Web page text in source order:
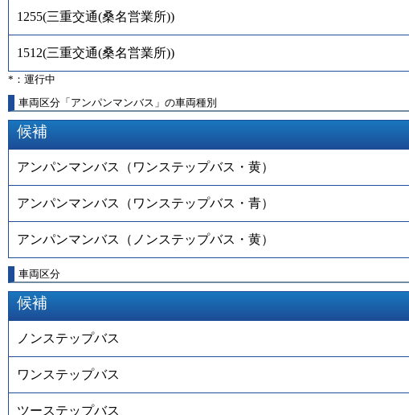
1255(三重交通(桑名営業所))
1512(三重交通(桑名営業所))
*：運行中
車両区分「アンパンマンバス」の車両種別
候補
アンパンマンバス（ワンステップバス・黄）
アンパンマンバス（ワンステップバス・青）
アンパンマンバス（ノンステップバス・黄）
車両区分
候補
ノンステップバス
ワンステップバス
ツーステップバス